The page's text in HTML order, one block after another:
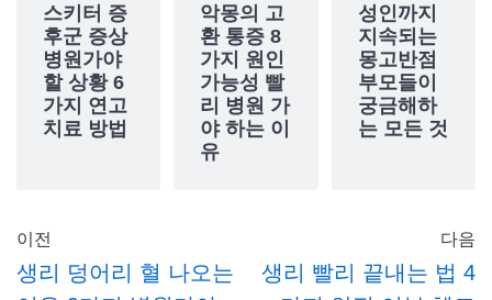
스키터 증
후군 증상
병원가야
할 상황 6
가지 연고
치료 방법
악몽의 고
환 통증 8
가지 원인
가능성 빨
리 병원 가
야 하는 이
유
성인까지
지속되는
몽고반점
부모들이
궁금해하
는 모든 것
이전
생리 덩어리 혈 나오는
다음
생리 빨리 끝내는 법 4